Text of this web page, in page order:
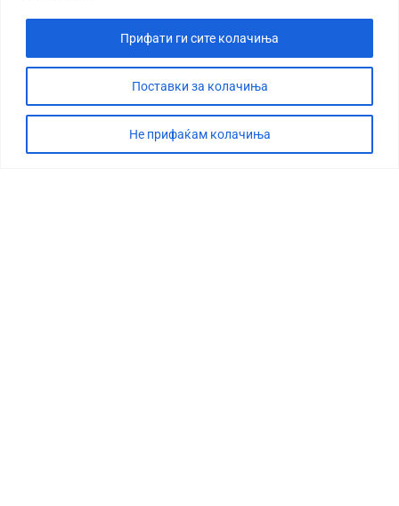
Поставки за колачиња
Не прифаќам колачиња
Прифати ги сите колачиња